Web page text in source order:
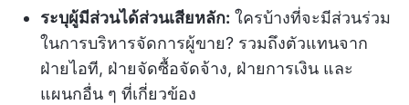
ระบุผู้มีส่วนได้ส่วนเสียหลัก: ใครบ้างที่จะมีส่วนร่วม
ในการบริหารจัดการผู้ขาย? รวมถึงตัวแทนจาก
ฝ่ายไอที, ฝ่ายจัดซื้อจัดจ้าง, ฝ่ายการเงิน และ
แผนกอื่น ๆ ที่เกี่ยวข้อง